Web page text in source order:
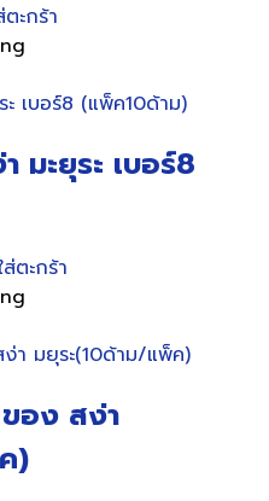
ะกร้า
มะยุระ เบอร์8
ตะกร้า
อง สง่า
)